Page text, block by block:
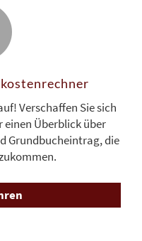
Verschaffen Sie sich
einen Überblick über
Grundbucheintrag, die